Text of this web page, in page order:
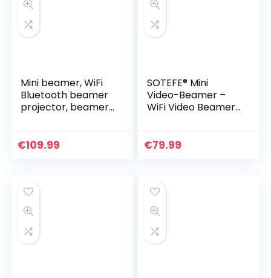
Mini beamer, WiFi
Bluetooth beamer
projector, beamer
1080P Full HD
efficiëntieklasse:
A++】 (wit)
€109.99
SOTEFE® Mini
Video-Beamer –
WiFi Video Beamer
Smartphone
€79.99